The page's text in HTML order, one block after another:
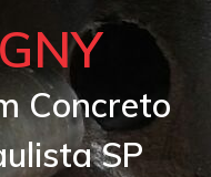
Concreto
SP